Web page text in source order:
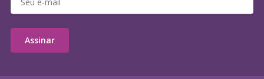
Assinar